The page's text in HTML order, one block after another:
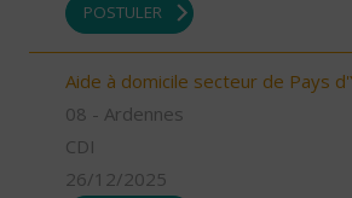
POSTULER
Aide à domicile secteur de Pays
08 - Ardennes
CDI
26/12/2025